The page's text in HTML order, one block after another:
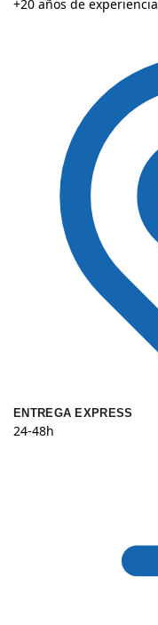
+20 años de experiencia
ENTREGA EXPRESS
24-48h